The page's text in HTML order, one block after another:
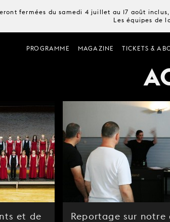
fermées du samedi 4 juillet au 17 août
Les équipes de
PROGRAMME MAGAZINE TICKETS &
et de
Reportage sur notre